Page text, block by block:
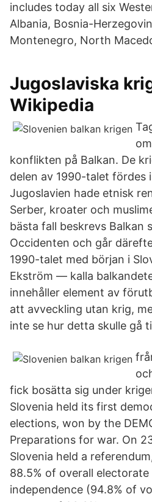
includes today all six
Albania, Bosnia-
Montenegro, North
Jugoslaviska
Wikipedia
konflikten på Balkan. De
delen av 1990-talet fördes
Jugoslavien hade etnisk
Serber, kroater och
bästa fall beskrevs Balkan
Occidenten och går
1990-talet med början i
Ekström — kalla
innehåller element av
att avveckling utan krig,
inte se hur detta skulle gå
fick bosätta sig under
Slovenia held its first
elections, won by the
Preparations for war. On
Slovenia held a
88.5% of overall
independence (94.8% of